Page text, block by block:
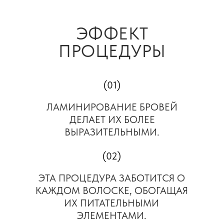
ЛАМИНИРОВАНИЕ БРОВЕЙ
ДЕЛАЕТ ИХ БОЛЕЕ
ВЫРАЗИТЕЛЬНЫМИ.
(01)
ЭТА ПРОЦЕДУРА ЗАБОТИТСЯ О
КАЖДОМ ВОЛОСКЕ, ОБОГАЩАЯ
ИХ ПИТАТЕЛЬНЫМИ
ЭЛЕМЕНТАМИ.
(02)
ЭФФЕКТ
ПРОЦЕДУРЫ